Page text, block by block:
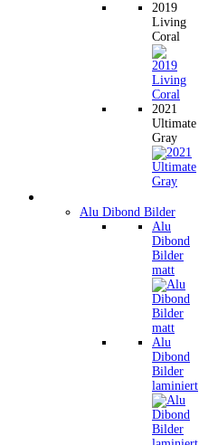
2019
Living
Coral
2021
Ultimate
Gray
Alu Dibond Bilder
Alu
Dibond
Bilder
matt
Alu
Dibond
Bilder
laminiert